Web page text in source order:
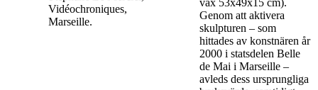
Vidéochroniques,
Marseille.
Genom att aktivera
skulpturen – som
hittades av konstnären år
2000 i statsdelen Belle
de Mai i Marseille –
avleds dess ursprungliga